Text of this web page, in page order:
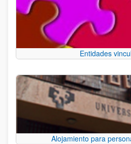
Entidades
Alojamiento para